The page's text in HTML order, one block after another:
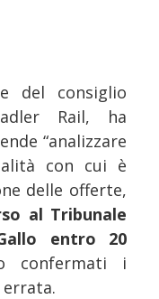
del consiglio
Rail, ha
“analizzare
con cui è
delle offerte,
al Tribunale
entro 20
confermati i